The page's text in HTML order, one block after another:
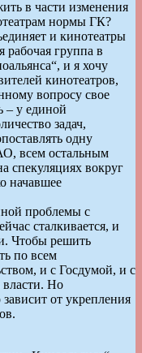
в части изменения
нормы ГК?
и кинотеатры
рабочая группа в
и я хочу
кинотеатров,
вопросу свое
– у единой
задач,
одну
всем остальным
спекуляциях вокруг
начавшее
проблемы с
сталкивается, и
Чтобы решить
по всем
и с Госдумой, и с
власти. Но
от укрепления